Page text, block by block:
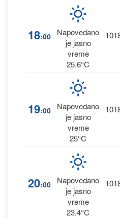
18:00
Napovedano
je jasno
vreme
25.6°C
19:00
Napovedano
je jasno
vreme
25°C
20:00
Napovedano
je jasno
vreme
23.4°C